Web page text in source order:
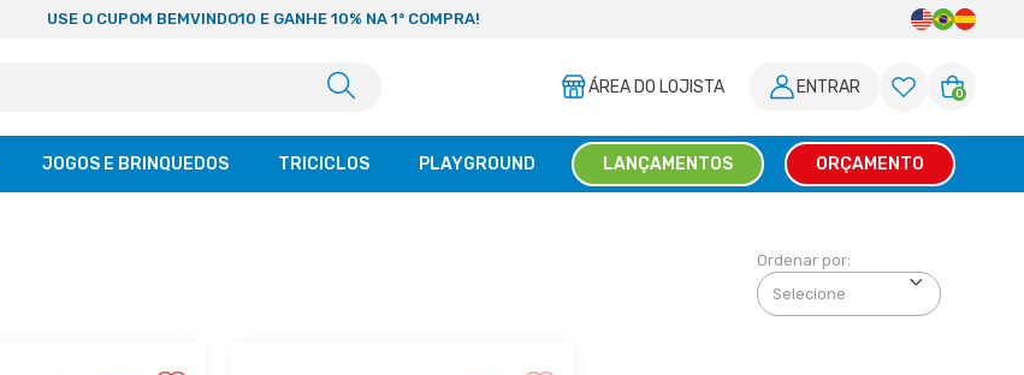
USE O CUPOM BEMVINDO10 E GANHE 10% NA 1ª COMPRA!
ÁREA DO LOJISTA ENTRAR 0
JOGOS E BRINQUEDOS TRICICLOS PLAYGROUND LANÇAMENTOS ORÇAMENTO
Ordenar por: